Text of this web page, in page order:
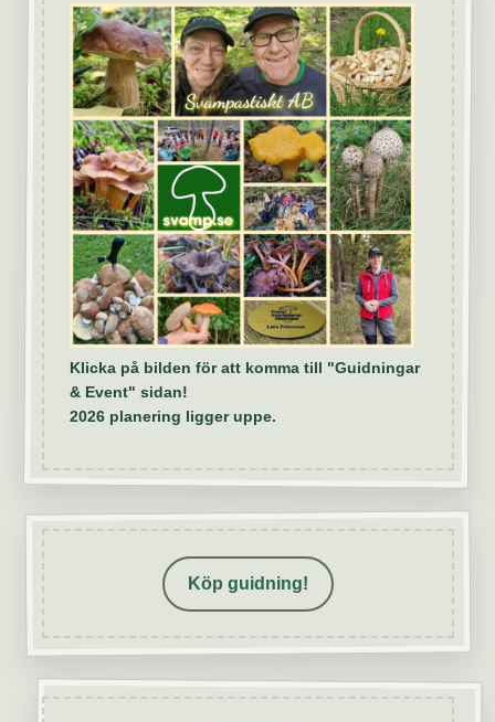
Klicka på bilden för att komma till "Guidningar
& Event" sidan!
2026 planering ligger uppe.
Köp guidning!